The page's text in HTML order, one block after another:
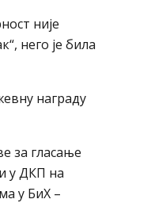
није
него је била
награду
за гласање
у ДКП на
у БиХ –